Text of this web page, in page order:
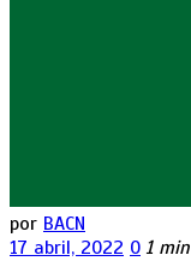
por BACN
17 abril, 2022 0 1 min